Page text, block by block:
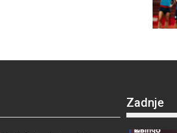
Zadnje